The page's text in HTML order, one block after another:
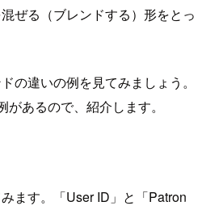
ぜる（ブレンドする）形をとっ
の違いの例を見てみましょう。
があるので、紹介します。
ます。「User ID」と「Patron